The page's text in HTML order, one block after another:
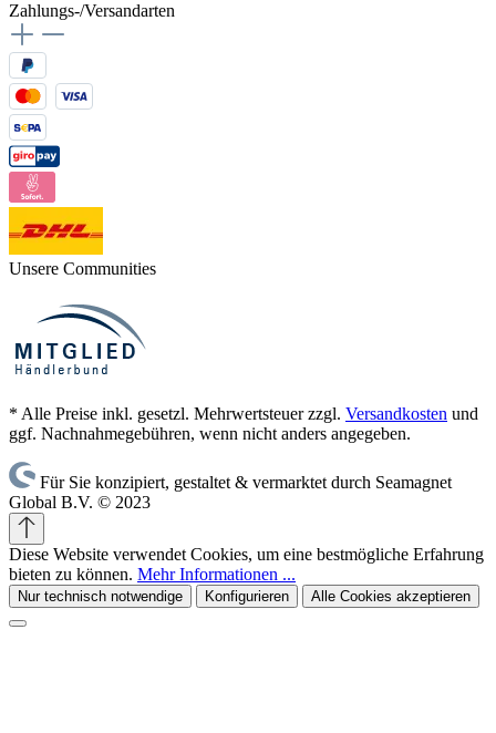
Zahlungs-/Versandarten
Unsere Communities
* Alle Preise inkl. gesetzl. Mehrwertsteuer zzgl. Versandkosten und
ggf. Nachnahmegebühren, wenn nicht anders angegeben.
Für Sie konzipiert, gestaltet & vermarktet durch Seamagnet
Global B.V. © 2023
Diese Website verwendet Cookies, um eine bestmögliche Erfahrung
bieten zu können. Mehr Informationen ...
Nur technisch notwendige Konfigurieren Alle Cookies akzeptieren